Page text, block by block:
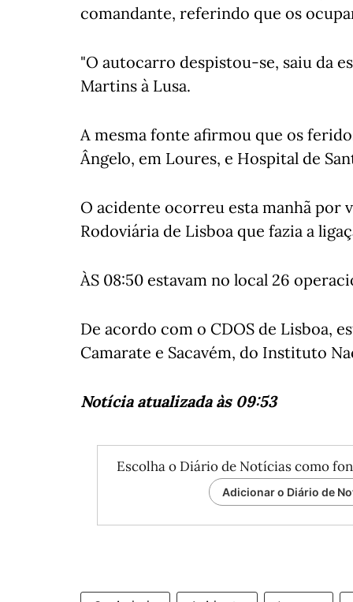
comandante, referindo que os
"O autocarro despistou-se, saiu da
Martins à Lusa.
A mesma fonte afirmou que os
Ângelo, em Loures, e Hospital de
O acidente ocorreu esta manhã por
Rodoviária de Lisboa que fazia a
ÀS 08:50 estavam no local 26
De acordo com o CDOS de Lisboa,
Camarate e Sacavém, do Instituto
Notícia atualizada às 09:53
Escolha o Diário de Notícias como
Adicionar o Diário de